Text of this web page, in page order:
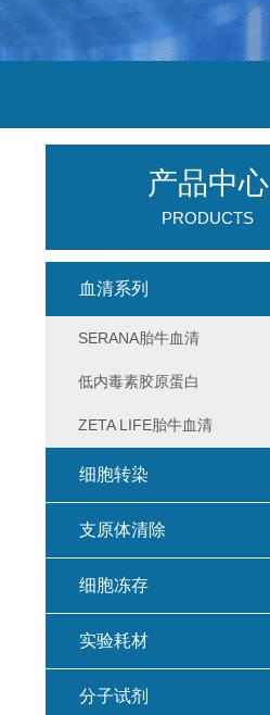
产品中心
PRODUCTS
血清系列
SERANA胎牛血清
低内毒素胶原蛋白
ZETA LIFE胎牛血清
细胞转染
支原体清除
细胞冻存
实验耗材
分子试剂